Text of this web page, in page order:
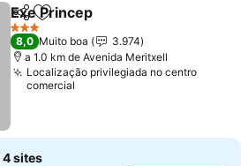
PartilharAdicionar aos favoritos
Exe Princep
3 Estrelas
8,0 Muito boa
3.974
a 1.0 km de Avenida Meritxell
Localização privilegiada no centro
comercial
4 sites